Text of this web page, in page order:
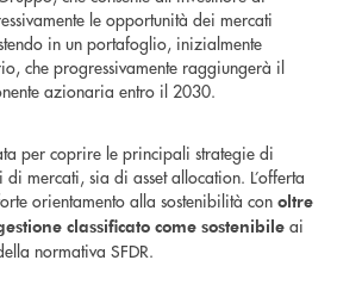
le opportunità dei mercati
in un portafoglio, inizialmente
che progressivamente raggiungerà il
azionaria entro il 2030.
per coprire le principali strategie di
mercati, sia di asset allocation. L’offerta
orientamento alla sostenibilità con oltre
classificato come sostenibile ai
normativa SFDR.